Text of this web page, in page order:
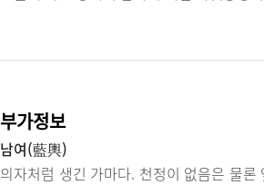
부가정보
남여(藍輿)
의자처럼 생긴 가마다. 천정이 없음은 물